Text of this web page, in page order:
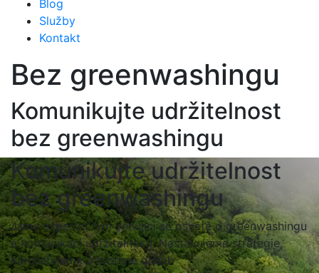
Blog
Služby
Kontakt
Bez greenwashingu
Komunikujte udržitelnost
bez greenwashingu
Komunikujte udržitelnost
bez greenwashingu
Jsme expertní tým věnující se osvětě o greenwashingu
a komunikaci udržitelnosti. Nastavujeme strategie,
konzultujeme a tvoříme obsah